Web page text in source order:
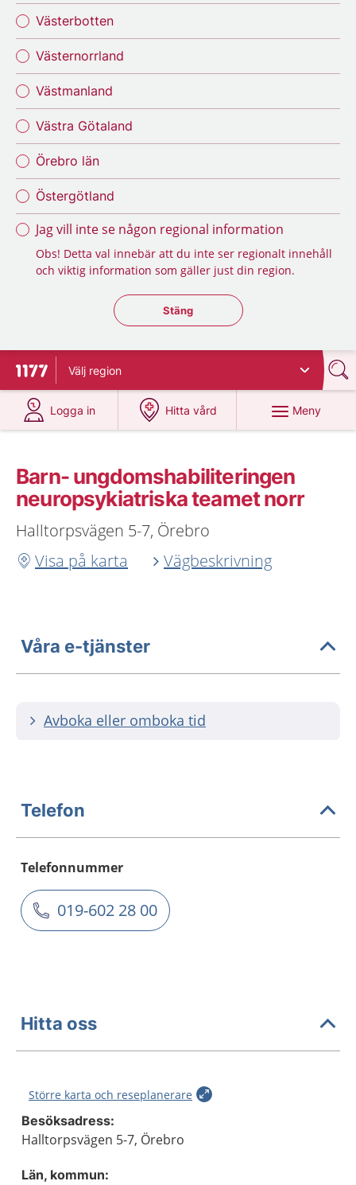
Västerbotten
Västernorrland
Västmanland
Västra Götaland
Örebro län
Östergötland
Jag vill inte se någon regional information
Obs! Detta val innebär att du inte ser regionalt innehåll
och viktig information som gäller just din region.
Stäng regionsväljaren
Stäng
Till startsidan för 1177
Välj region
Logga in
på 1177.se
Hitta vård
på 1177.se
Meny
Barn- ungdomshabiliteringen
neuropsykiatriska teamet norr
Halltorpsvägen 5-7, Örebro
Visa på karta
Vägbeskrivning
Våra e-tjänster
Avboka eller omboka tid
Telefon
Telefonnummer
019-602 28 00
Hitta oss
Större karta och reseplanerare
Besöksadress:
Halltorpsvägen 5-7, Örebro
Län, kommun: